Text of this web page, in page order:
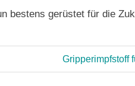
bestens gerüstet für die
Nächster
Beitrag:
Gripperimpfstoff